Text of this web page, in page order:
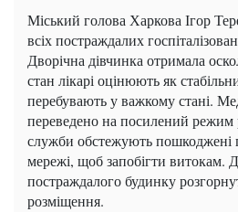
Міський голова Харкова Ігор
всіх постраждалих
Дворічна дівчинка отримала
стан лікарі оцінюють як
перебувають у важкому стані.
переведено на посилений режим
служби обстежують пошкоджені
мережі, щоб запобігти витокам.
постраждалого будинку
розміщення.